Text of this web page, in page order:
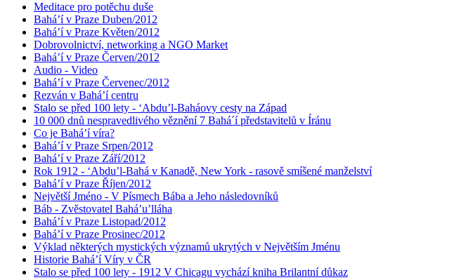
Meditace pro potěchu duše
Bahá’í v Praze Duben/2012
Bahá’í v Praze Květen/2012
Dobrovolnictví, networking a NGO Market
Bahá’í v Praze Červen/2012
Audio - Video
Bahá’í v Praze Červenec/2012
Rezván v Bahá’í centru
Stalo se před 100 lety - ‘Abdu’l-Baháovy cesty na Západ
10 000 dnů nespravedlivého věznění 7 Bahá´í představitelů v Íránu
Co je Bahá’í víra?
Bahá’í v Praze Srpen/2012
Bahá’í v Praze Září/2012
Rok 1912 - ‘Abdu’l-Bahá v Kanadě, New York - rasově smíšené manželství
Bahá’í v Praze Říjen/2012
Největší Jméno - V Písmech Bába a Jeho následovníků
Báb - Zvěstovatel Bahá’u’lláha
Bahá’í v Praze Listopad/2012
Bahá’í v Praze Prosinec/2012
Výklad některých mystických významů ukrytých v Největším Jménu
Historie Bahá’í Víry v ČR
Stalo se před 100 lety - 1912 V Chicagu vychází kniha Brilantní důkaz